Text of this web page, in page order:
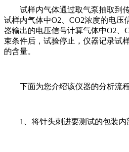
试样内气体通过取气泵抽取到传
试样内气体中O2、CO2浓度的电压
器输出的电压信号计算气体中O2、
束条件后，试验停止，仪器记录试
的含量。
下面为您介绍该仪器的分析流程
1、将针头刺进要测试的包装内